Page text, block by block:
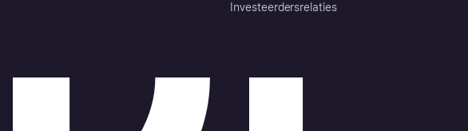
Investeerdersrelaties